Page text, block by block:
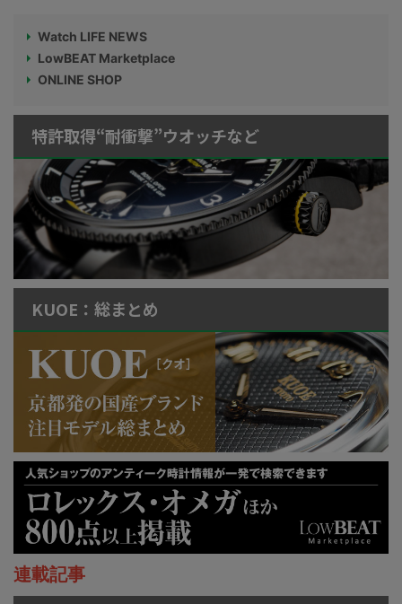
Watch LIFE NEWS
LowBEAT Marketplace
ONLINE SHOP
特許取得“耐衝撃”ウオッチなど
KUOE：総まとめ
連載記事